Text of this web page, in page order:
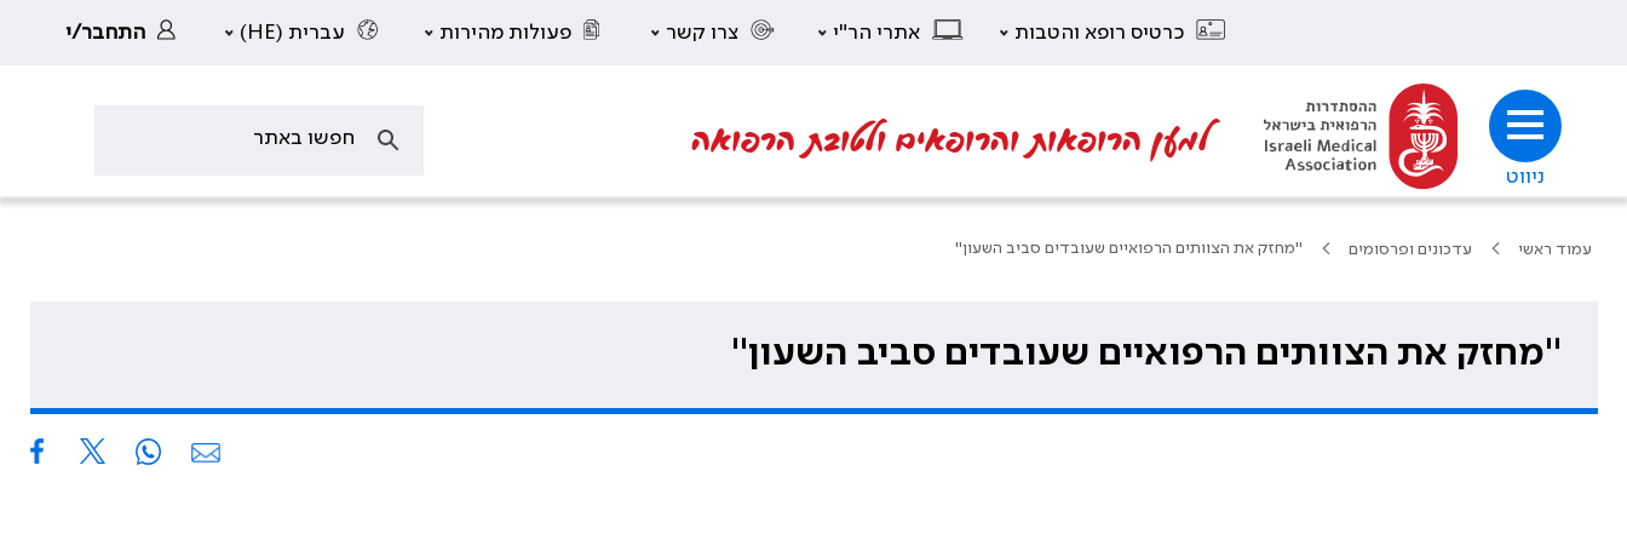
כרטיס רופא והטבות אתרי הר"י צרו קשר פעולות מהירות עברית (HE) התחבר/י
ניווט
למען הרופאות והרופאים ולטובת הרפואה
עמוד ראשי עדכונים ופרסומים "מחזק את הצוותים הרפואיים שעובדים סביב השעון"
"מחזק את הצוותים הרפואיים שעובדים סביב השעון"